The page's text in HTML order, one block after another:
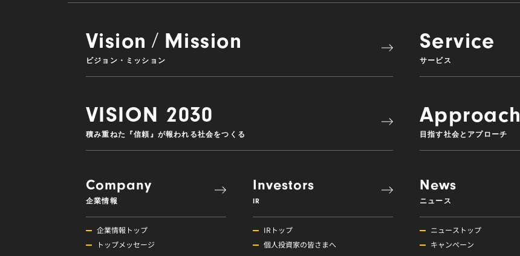
Vision / Mission
ビジョン・ミッション
Service
サービス
VISION 2030
積み重ねた『信頼』が報われる社会をつくる
Approach
目指す社会とアプローチ
Company
企業情報
企業情報トップ
トップメッセージ
Investors
IR
IRトップ
個人投資家の皆さまへ
News
ニュース
ニューストップ
キャンペーン